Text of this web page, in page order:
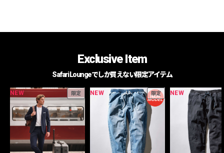
Exclusive Item
Safari Loungeでしか買えない限定アイテム
NEW 限定 NEW 限定 NEW